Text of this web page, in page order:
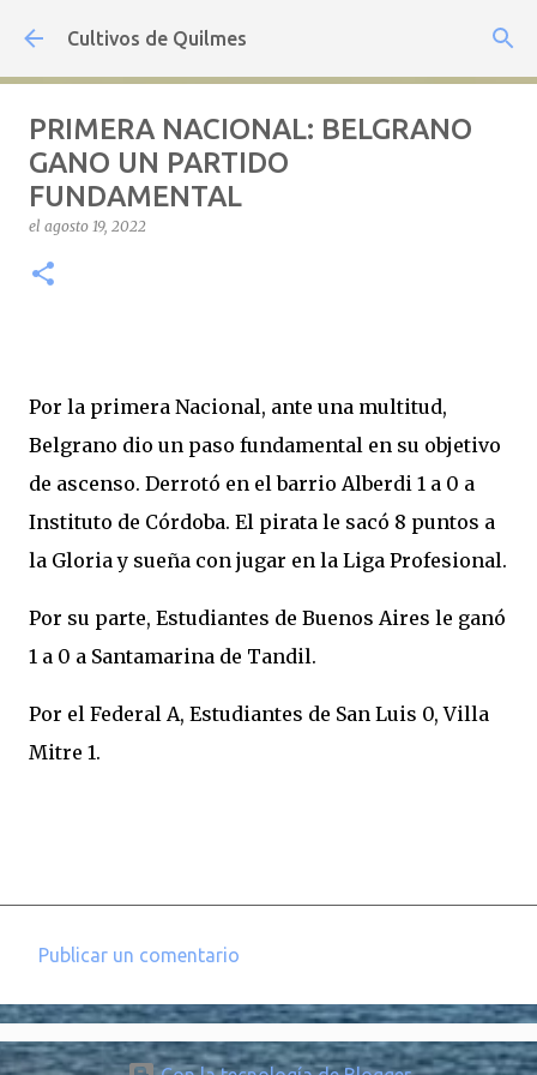
Ir al contenido principal
Cultivos de Quilmes
PRIMERA NACIONAL: BELGRANO
GANO UN PARTIDO
FUNDAMENTAL
el agosto 19, 2022
Por la primera Nacional, ante una multitud,
Belgrano dio un paso fundamental en su objetivo
de ascenso. Derrotó en el barrio Alberdi 1 a 0 a
Instituto de Córdoba. El pirata le sacó 8 puntos a
la Gloria y sueña con jugar en la Liga Profesional.
Por su parte, Estudiantes de Buenos Aires le ganó
1 a 0 a Santamarina de Tandil.
Por el Federal A, Estudiantes de San Luis 0, Villa
Mitre 1.
o
m
Publicar un comentario